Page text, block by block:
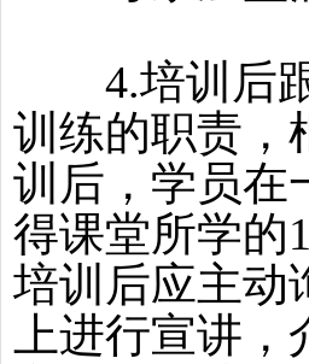
4.培训后跟
训练的职责，
训后，学员在
得课堂所学的
培训后应主动
上进行宣讲